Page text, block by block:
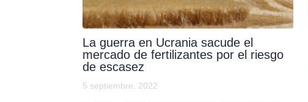
La guerra en Ucrania sacude el
mercado de fertilizantes por el riesgo
de escasez
5 septiembre, 2022